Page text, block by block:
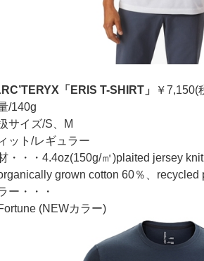
「ERIS T-SHIRT」
￥7,150(
/140g
サイズ/S、M
ット/レギュラー
・・・4.4oz(150g/㎡)plaited jersey knit
organically grown cotton 60％、recycled
ー・・・
(NEWカラー)